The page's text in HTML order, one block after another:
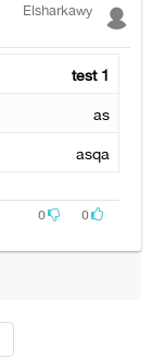
Elsharkawy
test 1
as
asqa
0
0